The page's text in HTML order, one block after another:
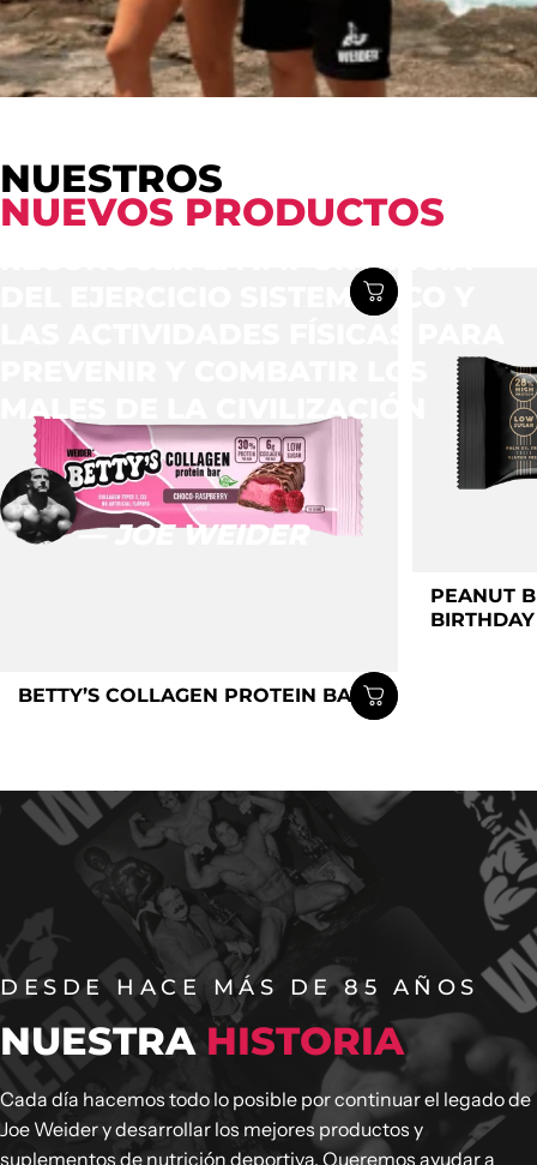
RECONOCER LA IMPORTANCIA
DEL EJERCICIO SISTEMÁTICO Y
MALES DE LA CIVILIZACIÓN
— JOE WEIDER
NUESTROS
NUEVOS PRODUCTOS
BETTY’S COLLAGEN PROTEIN BAR
PEANUT
DESDE HACE MÁS DE 85 AÑOS
NUESTRA HISTORIA
Cada día hacemos todo lo posible por continuar el legado de
Joe Weider y desarrollar los mejores productos y
suplementos de nutrición deportiva. Queremos ayudar a